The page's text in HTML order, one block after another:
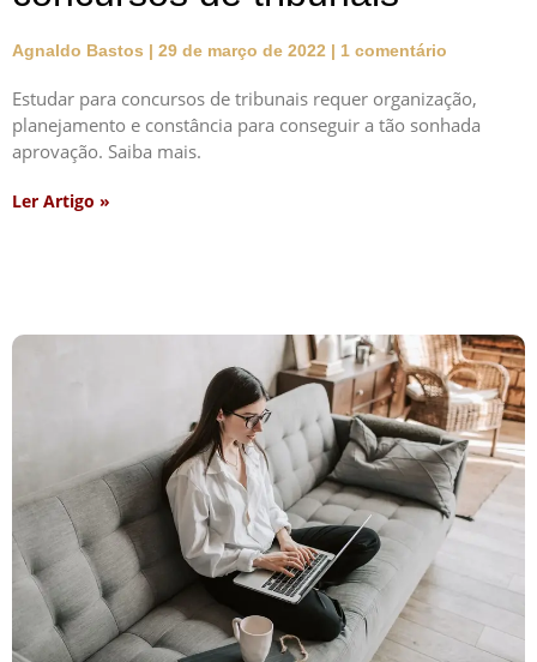
Agnaldo Bastos 29 de março de 2022 1 comentário
Estudar para concursos de tribunais requer organização,
planejamento e constância para conseguir a tão sonhada
aprovação. Saiba mais.
Ler Artigo »